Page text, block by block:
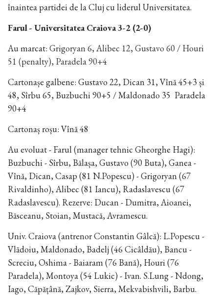
înaintea partidei de la Cluj cu liderul Universitatea.
Farul - Universitatea Craiova 3-2 (2-0)
Au marcat: Grigoryan 6, Alibec 12, Gustavo 60 / Houri
51 (penalty), Paradela 90+4
Cartonașe galbene: Gustavo 22, Dican 31, Vînă 45+3 și
48, Sîrbu 65, Buzbuchi 90+5 / Maldonado 35 Paradela
90+4
Cartonaș roșu: Vînă 48
Au evoluat - Farul (manager tehnic Gheorghe Hagi):
Buzbuchi - Sîrbu, Bălașa, Gustavo (90 Buta), Ganea -
Vînă, Dican, Casap (81 N.Popescu) - Grigoryan (67
Rivaldinho), Alibec (81 Iancu), Radaslavescu (67
Radaslavescu). Rezerve: Ducan - Dumitra, Aioanei,
Băsceanu, Stoian, Mustacă, Avramescu.
Univ. Craiova (antrenor Constantin Gâlcă): L.Popescu -
Vlădoiu, Maldonado, Badelj (46 Cicâldău), Bancu -
Screciu, Oshima - Baiaram (76 Bană), Houri (76
Paradela), Montoya (54 Lukic) - Ivan. S.Lung - Ndong,
Iago, Căpățână, Zajkov, Sierra, Mekvabishvili, Barbu.